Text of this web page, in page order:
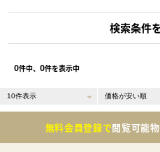
検索条件
0件中、 0件を表示中
無料会員登録で閲覧可能